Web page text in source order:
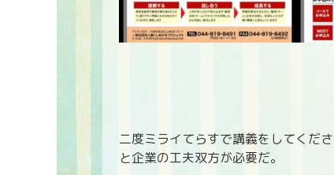
二度ミライてらすで講義をしてくだ
と企業の工夫双方が必要だ。